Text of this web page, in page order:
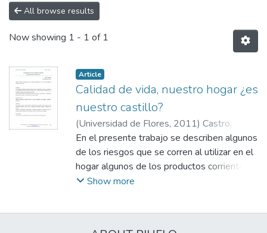
All browse results
Now showing 1 - 1 of 1
Article
Calidad de vida, nuestro hogar ¿es
nuestro castillo?
(Universidad de Flores, 2011) Castro,
Roberto
En el presente trabajo se describen algunos
de los riesgos que se corren al utilizar en el
hogar algunos de los productos corrientes.
Se muestra algunas normativas de la
Show more